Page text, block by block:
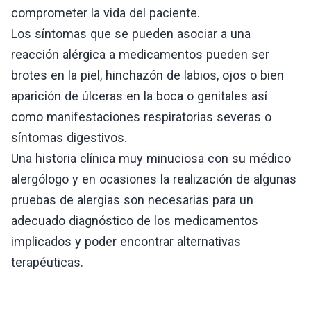
comprometer la vida del paciente.
Los síntomas que se pueden asociar a una
reacción alérgica a medicamentos pueden ser
brotes en la piel, hinchazón de labios, ojos o bien
aparición de úlceras en la boca o genitales así
como manifestaciones respiratorias severas o
síntomas digestivos.
Una historia clínica muy minuciosa con su médico
alergólogo y en ocasiones la realización de algunas
pruebas de alergias son necesarias para un
adecuado diagnóstico de los medicamentos
implicados y poder encontrar alternativas
terapéuticas.